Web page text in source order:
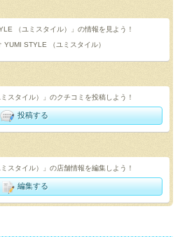
（ユミスタイル）」の情報を見よう！
スタイル）」のクチコミを投稿しよう！
投稿する
スタイル）」の店舗情報を編集しよう！
編集する